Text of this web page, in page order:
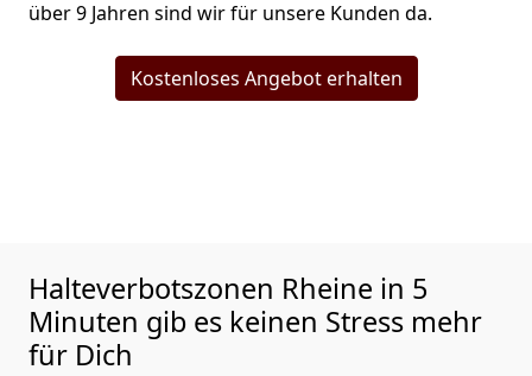
über 9 Jahren sind wir für unsere Kunden da.
Kostenloses Angebot erhalten
Halteverbotszonen Rheine in 5
Minuten gib es keinen Stress mehr
für Dich